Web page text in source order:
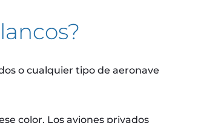
o cualquier tipo de aeronave
color. Los aviones privados